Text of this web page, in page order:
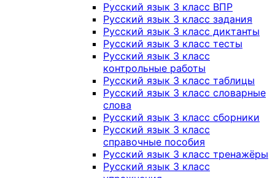
Русский язык 3 класс ВПР
Русский язык 3 класс задания
Русский язык 3 класс диктанты
Русский язык 3 класс тесты
Русский язык 3 класс
контрольные работы
Русский язык 3 класс таблицы
Русский язык 3 класс словарные
слова
Русский язык 3 класс сборники
Русский язык 3 класс
справочные пособия
Русский язык 3 класс тренажёры
Русский язык 3 класс